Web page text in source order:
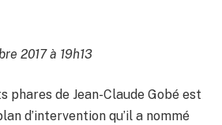
2017 à 19h13
phares de Jean-Claude Gobé est
d’intervention qu’il a nommé